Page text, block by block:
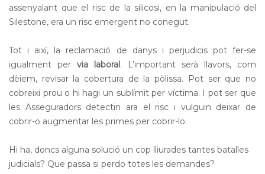
assenyalant que el risc de la silicosi, en la manipulació del
Silestone, era un risc emergent no conegut.
Tot i així, la reclamació de danys i perjudicis pot fer-se
igualment per via laboral . L’important serà llavors, com
dèiem, revisar la cobertura de la pòlissa. Pot ser que no
cobreixi prou o hi hagi un sublímit per víctima. I pot ser que
les Asseguradors detectin ara el risc i vulguin deixar de
cobrir-o augmentar les primes per cobrir-lo.
Hi ha, doncs alguna solució un cop lliurades tantes batalles
judicials? Que passa si perdo totes les demandes?